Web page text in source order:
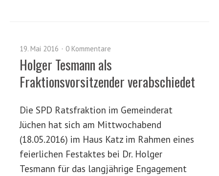
19. Mai 2016 0 Kommentare
Holger Tesmann als
Fraktionsvorsitzender verabschiedet
Die SPD Ratsfraktion im Gemeinderat
Jüchen hat sich am Mittwochabend
(18.05.2016) im Haus Katz im Rahmen eines
feierlichen Festaktes bei Dr. Holger
Tesmann für das langjährige Engagement